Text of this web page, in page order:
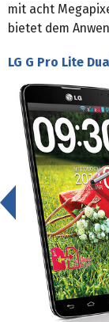
mit acht
bietet dem
LG G Pro Lite
<